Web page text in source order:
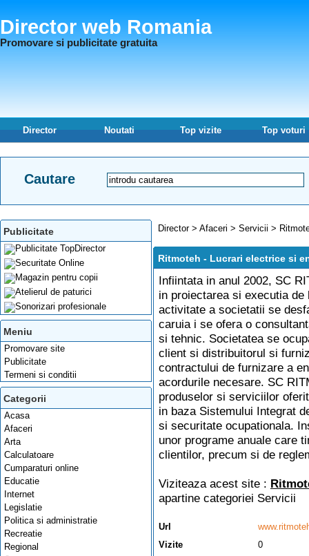
Director web Romania
Promovare si publicitate gratuita
Director Noutati Top vizite Top voturi
Cautare
Publicitate
Meniu
Promovare site
Publicitate
Termeni si conditii
Categorii
Acasa
Afaceri
Arta
Calculatoare
Cumparaturi online
Educatie
Internet
Legislatie
Politica si administratie
Recreatie
Regional
Director> Afaceri > Servicii >
Ritmoteh - Lucrari electrice si
Infiintata in anul 2002, SC
in proiectarea si executia
activitate a societatii se
caruia i se ofera o
si tehnic. Societatea se
client si distribuitorul si
contractului de furnizare a
acordurile necesare. SC
produselor si serviciilor
in baza Sistemului Integrat
si securitate ocupationala.
unor programe anuale care
clientilor, precum si de
Viziteaza acest site :
apartine categoriei Servicii
Url
Vizite
0